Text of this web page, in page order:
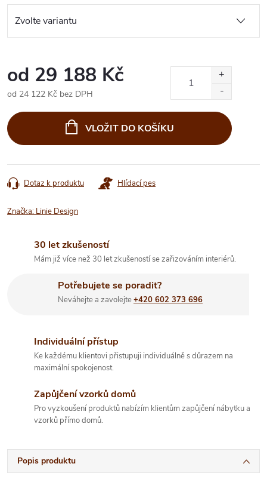
od 29 188 Kč
od 24 122 Kč bez DPH
cena:
VLOŽIT DO KOŠÍKU
Dotaz k produktu Hlídací pes
Značka: Linie Design
30 let zkušeností
Mám již více než 30 let zkušeností se zařizováním interiérů.
Potřebujete se poradit?
Neváhejte a zavolejte+420 602 373 696
Individuální přístup
Ke každému klientovi přistupuji individuálně s důrazem na
maximální spokojenost.
Zapůjčení vzorků domů
Pro vyzkoušení produktů nabízím klientům zapůjčení nábytku a
vzorků přímo domů.
Popis produktu